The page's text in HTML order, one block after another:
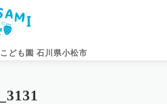
ども園 石川県小松市